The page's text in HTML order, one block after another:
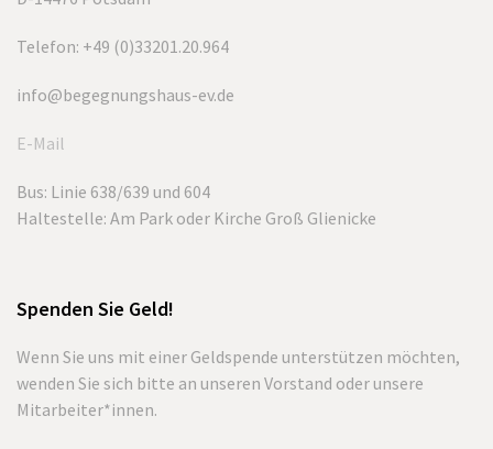
Telefon: +49 (0)33201.20.964
info@begegnungshaus-ev.de
E-Mail
Bus: Linie 638/639 und 604
Haltestelle: Am Park oder Kirche Groß Glienicke
Spenden Sie Geld!
Wenn Sie uns mit einer Geldspende unterstützen möchten,
wenden Sie sich bitte an unseren Vorstand oder unsere
Mitarbeiter*innen.